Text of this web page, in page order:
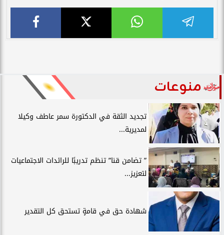
منوعات
تجديد الثقة في الدكتورة سمر عاطف وكيلا
لمديرية...
” تضامن قنا” تنظم تدريبًا للرائدات الاجتماعيات
لتعزيز...
شهادة حق في قامةٍ تستحق كل التقدير